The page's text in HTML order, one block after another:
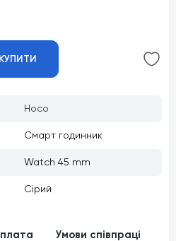
КУПИТИ
Hoco
Смарт годинник
Watch 45 mm
Сірий
Умови співпраці